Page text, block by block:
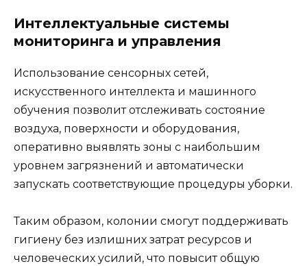
Интеллектуальные системы
мониторинга и управления
Использование сенсорных сетей,
искусственного интеллекта и машинного
обучения позволит отслеживать состояние
воздуха, поверхности и оборудования,
оперативно выявлять зоны с наибольшим
уровнем загрязнений и автоматически
запускать соответствующие процедуры уборки.
Таким образом, колонии смогут поддерживать
гигиену без излишних затрат ресурсов и
человеческих усилий, что повысит общую